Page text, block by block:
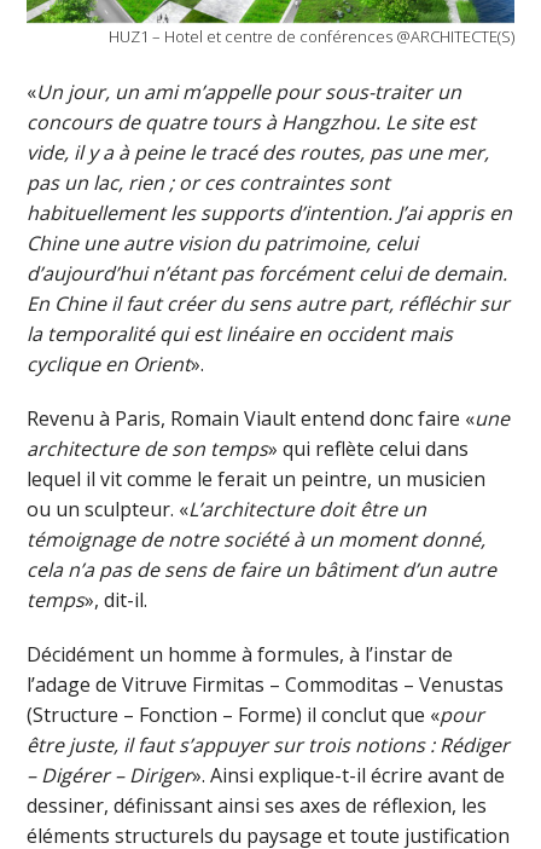
HUZ1 – Hotel et centre de conférences @ARCHITECTE(S)
«Un jour, un ami m’appelle pour sous-traiter un
concours de quatre tours à Hangzhou. Le site est
vide, il y a à peine le tracé des routes, pas une mer,
pas un lac, rien ; or ces contraintes sont
habituellement les supports d’intention. J’ai appris en
Chine une autre vision du patrimoine, celui
d’aujourd’hui n’étant pas forcément celui de demain.
En Chine il faut créer du sens autre part, réfléchir sur
la temporalité qui est linéaire en occident mais
cyclique en Orient».
Revenu à Paris, Romain Viault entend donc faire «une
architecture de son temps» qui reflète celui dans
lequel il vit comme le ferait un peintre, un musicien
ou un sculpteur. «L’architecture doit être un
témoignage de notre société à un moment donné,
cela n’a pas de sens de faire un bâtiment d’un autre
temps», dit-il.
Décidément un homme à formules, à l’instar de
l’adage de Vitruve Firmitas – Commoditas – Venustas
(Structure – Fonction – Forme) il conclut que «pour
être juste, il faut s’appuyer sur trois notions : Rédiger
– Digérer – Diriger». Ainsi explique-t-il écrire avant de
dessiner, définissant ainsi ses axes de réflexion, les
éléments structurels du paysage et toute justification